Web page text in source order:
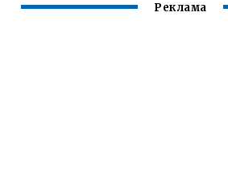
Реклама